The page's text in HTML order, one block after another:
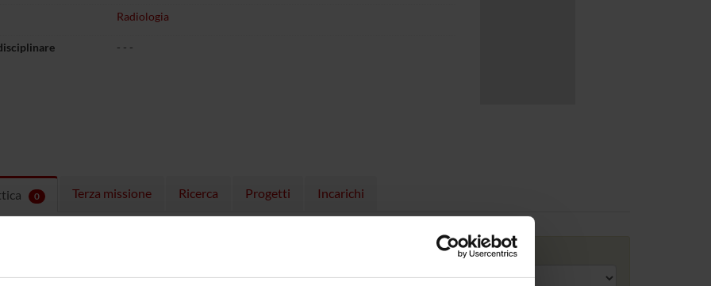
Radiologia
- - -
0 Terza missione Ricerca Progetti Incarichi
attivi nel periodo selezionato:0.
Anno accademico